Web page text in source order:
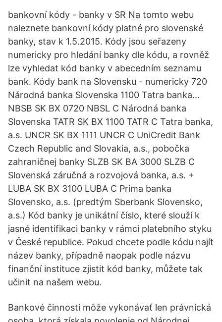
bankovní kódy - banky v SR Na tomto webu
naleznete bankovní kódy platné pro slovenské
banky, stav k 1.5.2015. Kódy jsou seřazeny
numericky pro hledání banky dle kódu, a rovněž
lze vyhledat kód banky v abecedním seznamu
bank. Kódy bank na Slovensku - numericky 720
Národná banka Slovenska 1100 Tatra banka…
NBSB SK BX 0720 NBSL C Národná banka
Slovenska TATR SK BX 1100 TATR C Tatra banka,
a.s. UNCR SK BX 1111 UNCR C UniCredit Bank
Czech Republic and Slovakia, a.s., pobočka
zahraničnej banky SLZB SK BA 3000 SLZB C
Slovenská záručná a rozvojová banka, a.s. +
LUBA SK BX 3100 LUBA C Prima banka
Slovensko, a.s. (predtým Sberbank Slovensko,
a.s.) Kód banky je unikátní číslo, které slouží k
jasné identifikaci banky v rámci platebního styku
v České republice. Pokud chcete podle kódu najít
název banky, případně naopak podle názvu
finanční instituce zjistit kód banky, můžete tak
učinit na našem webu.
Bankové činnosti môže vykonávať len právnická